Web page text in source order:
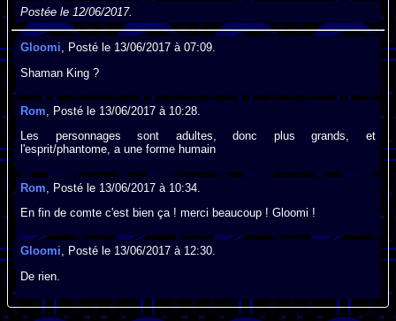
Postée le 12/06/2017.
Gloomi, Posté le 13/06/2017 à 07:09.
Shaman King ?
Rom, Posté le 13/06/2017 à 10:28.
Les personnages sont adultes, donc plus grands, et
l'esprit/phantome, a une forme humain
Rom , Posté le 13/06/2017 à 10:34.
En fin de comte c'est bien ça ! merci beaucoup ! Gloomi !
Gloomi, Posté le 13/06/2017 à 12:30.
De rien.